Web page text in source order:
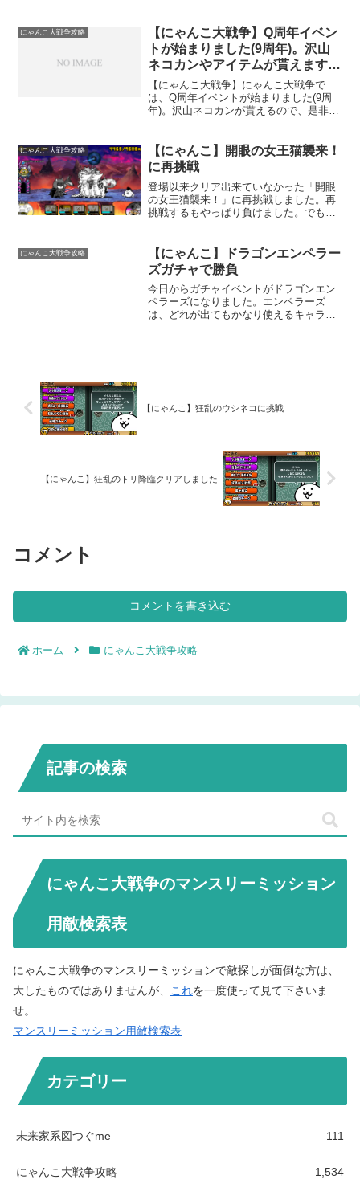
（笑）。「デビルサンディア」が欲し
い。11連やってしまいました。結果を...
にゃんこ大戦争攻略
【にゃんこ大戦争】Q周年イベン
トが始まりました(9周年)。沢山
ネコカンやアイテムが貰えます
よ。
【にゃんこ大戦争】にゃんこ大戦争で
は、Q周年イベントが始まりました(9周
年)。沢山ネコカンが貰えるので、是非参
と私が書いた内容は書いてありますが、
ちょっとだけ私の感想を入れてありま
す。
にゃんこ大戦争攻略
【にゃんこ】開眼の女王猫襲来！
に再挑戦
登場以来クリア出来ていなかった「開眼
の女王猫襲来！」に再挑戦しました。再
挑戦するもやっぱり負けました。でも、
嫌なので、この間手にいれたバラランパ
サランを編成に加えてみま...
にゃんこ大戦争攻略
【にゃんこ】ドラゴンエンペラー
ズガチャで勝負
今日からガチャイベントがドラゴンエン
ペラーズになりました。エンペラーズ
は、どれが出てもかなり使えるキャラク
【にゃんこ】狂乱のウシネコに挑戦
【にゃんこ】狂乱のトリ降臨クリアしました
コメント
コメントを書き込む
ホーム にゃんこ大戦争攻略
記事の検索
にゃんこ大戦争のマンスリーミッション
用敵検索表
にゃんこ大戦争のマンスリーミッションで敵探しが面倒な方は、
大したものではありませんが、
これを一度使って見て下さいま
せ。
マンスリーミッション用敵検索表
カテゴリー
未来家系図つぐme 111
にゃんこ大戦争攻略 1,534